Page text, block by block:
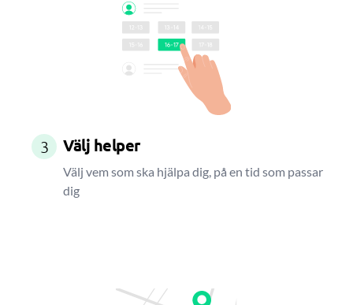
3 Välj helper
Välj vem som ska hjälpa dig, på en tid som passar
dig